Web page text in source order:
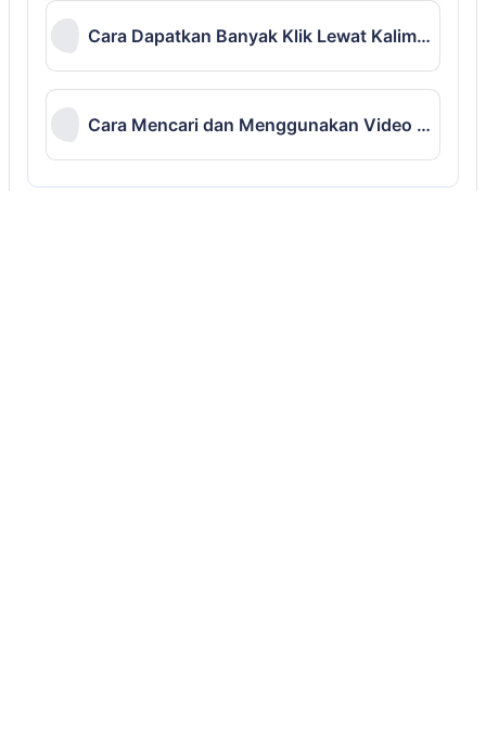
Cara Dapatkan Banyak Klik Lewat Kalimat Iklan dan Shopee Feed
Cara Mencari dan Menggunakan Video Pancingan di Pinterest